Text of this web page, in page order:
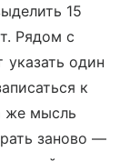
15
Рядом с
один
к
же мысль
заново —